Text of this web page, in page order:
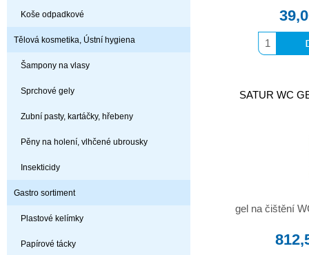
Koše odpadkové
Tělová kosmetika, Ústní hygiena
Šampony na vlasy
Sprchové gely
Zubní pasty, kartáčky, hřebeny
Pěny na holení, vlhčené ubrousky
Insekticidy
Gastro sortiment
Plastové kelímky
Papírové tácky
SATUR WC
gel na čištění